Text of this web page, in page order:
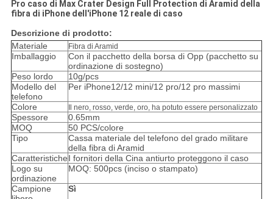
Pro caso di Max Crater Design Full Protection di Aramid della
fibra di iPhone dell'iPhone 12 reale di caso
Descrizione di prodotto:
Materiale
Fibra di Aramid
Imballaggio
Con il pacchetto della borsa di Opp (pacchetto su
ordinazione di sostegno)
Peso lordo
10g/pcs
Modello del
telefono
Per iPhone12/12 mini/12 pro/12 pro massimi
Colore Il nero, rosso, verde, oro, ha potuto essere personalizzato
Spessore
0.65mm
MOQ
50 PCS/colore
Tipo
Cassa materiale del telefono del grado militare
della fibra di Aramid
CaratteristicheI fornitori della Cina antiurto proteggono il caso
Logo su
ordinazione
MOQ: 500pcs (inciso o stampato)
Campione
Sì